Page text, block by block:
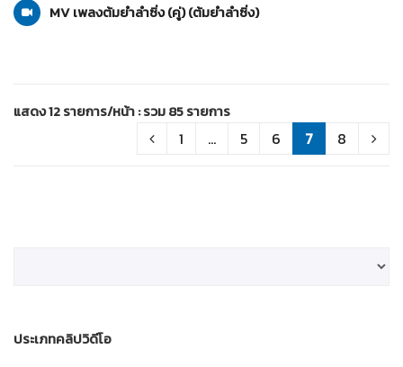
MV เพลงต้มยำลำซิ่ง (คู่) (ต้มยำลำซิ่ง)
แสดง 12 รายการ/หน้า : รวม 85 รายการ
1 ... 5 6 7 8
ประเภทคลิปวิดีโอ